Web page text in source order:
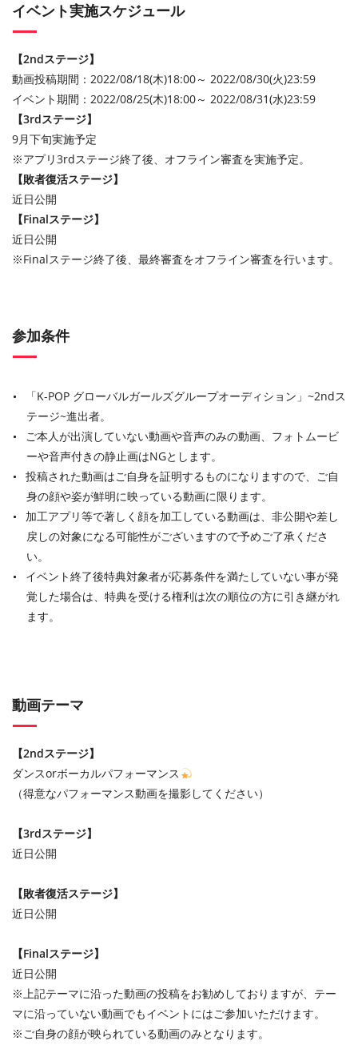
イベント実施スケジュール
【2ndステージ】
動画投稿期間：2022/08/18(木)18:00～ 2022/08/30(火)23:59
イベント期間：2022/08/25(木)18:00～ 2022/08/31(水)23:59
【3rdステージ】
9月下旬実施予定
※アプリ3rdステージ終了後、オフライン審査を実施予定。
【敗者復活ステージ】
近日公開
【Finalステージ】
近日公開
※Finalステージ終了後、最終審査をオフライン審査を行います。
参加条件
「K-POP グローバルガールズグループオーディション」~2ndス
テージ~進出者。
ご本人が出演していない動画や音声のみの動画、フォトムービ
ーや音声付きの静止画はNGとします。
投稿された動画はご自身を証明するものになりますので、ご自
身の顔や姿が鮮明に映っている動画に限ります。
加工アプリ等で著しく顔を加工している動画は、非公開や差し
戻しの対象になる可能性がございますので予めご了承くださ
い。
イベント終了後特典対象者が応募条件を満たしていない事が発
覚した場合は、特典を受ける権利は次の順位の方に引き継がれ
ます。
動画テーマ
【2ndステージ】
ダンスorボーカルパフォーマンス
（得意なパフォーマンス動画を撮影してください）
【3rdステージ】
近日公開
【敗者復活ステージ】
近日公開
【Finalステージ】
近日公開
※上記テーマに沿った動画の投稿をお勧めしておりますが、テー
マに沿っていない動画でもイベントにはご参加いただけます。
※ご自身の顔が映られている動画のみとなります。